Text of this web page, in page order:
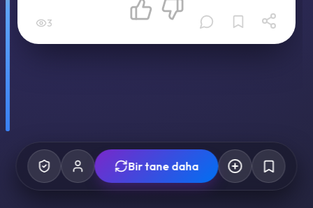
3
Bir tane daha